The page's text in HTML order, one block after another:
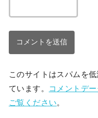
このサイトはスパムを
ています。
コメントデ
ご覧ください